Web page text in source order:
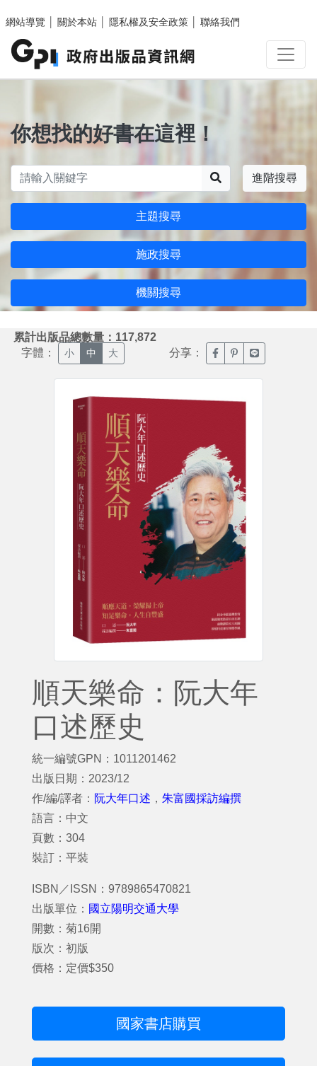
網站導覽
關於本站 隱私權及安全政策 聯絡我們
你想找的好書在這裡！
進階搜尋
主題搜尋
施政搜尋
機關搜尋
累計出版品總數量：117,872
字體： 小 中 大 分享： 臉書分享(另開新視窗)
噗浪分享(另開新
Line分享(另
順天樂命：阮大年
口述歷史
統一編號GPN：1011201462
出版日期：2023/12
作/編/譯者： 阮大年口述 ， 朱富國採訪編撰
語言：中文
頁數：304
裝訂：平裝
ISBN／ISSN：9789865470821
出版單位： 國立陽明交通大學
開數：菊16開
版次：初版
價格：定價$350
國家書店購買